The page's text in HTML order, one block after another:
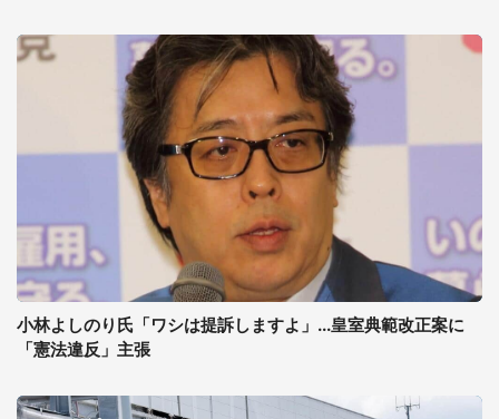
小林よしのり氏「ワシは提訴しますよ」...皇室典範改正案に
「憲法違反」主張